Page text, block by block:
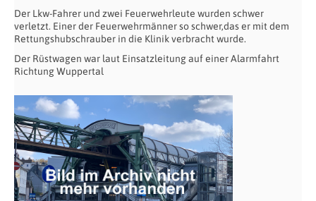
Der Lkw-Fahrer und zwei Feuerwehrleute wurden schwer
verletzt. Einer der Feuerwehrmänner so schwer,das er mit dem
Rettungshubschrauber in die Klinik verbracht wurde.
Der Rüstwagen war laut Einsatzleitung auf einer Alarmfahrt
Richtung Wuppertal